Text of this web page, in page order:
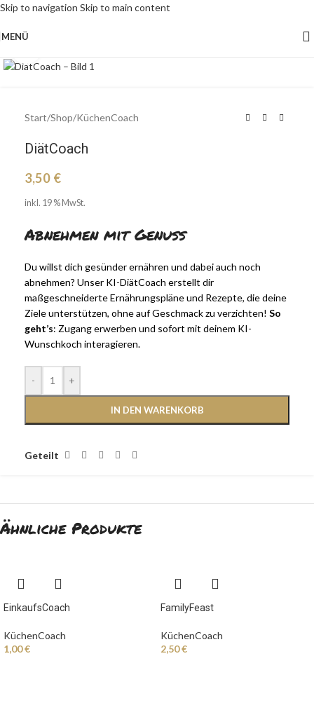
Skip to navigation Skip to main content
MENÜ
Start/Shop/KüchenCoach
DiätCoach
3,50 €
inkl. 19 % MwSt.
Abnehmen mit Genuss
Du willst dich gesünder ernähren und dabei auch noch
abnehmen? Unser KI-DiätCoach erstellt dir
maßgeschneiderte Ernährungspläne und Rezepte, die deine
Ziele unterstützen, ohne auf Geschmack zu verzichten! So
geht’s: Zugang erwerben und sofort mit deinem KI-
Wunschkoch interagieren.
- +
IN DEN WARENKORB
Geteilt
Ähnliche Produkte
EinkaufsCoach
KüchenCoach
1,00€
FamilyFeast
KüchenCoach
2,50€